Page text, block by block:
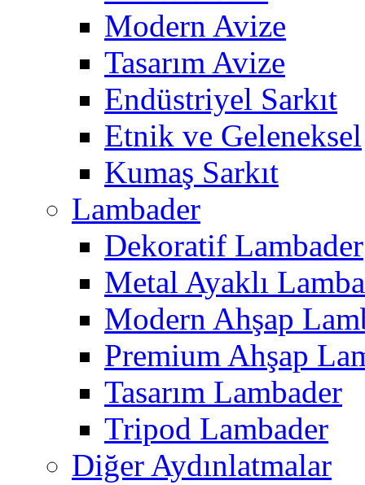
Modern Avize
Tasarım Avize
Endüstriyel Sarkıt
Etnik ve Geleneksel
Kumaş Sarkıt
Lambader
Dekoratif Lambader
Metal Ayaklı
Modern Ahşap
Premium Ahşap
Tasarım Lambader
Tripod Lambader
Diğer Aydınlatmalar